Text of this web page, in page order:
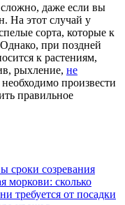
даже если вы
На этот случай у
сорта, которые к
при поздней
к растениям,
рыхление, не
произвести
правильное
сроки созревания
моркови: сколько
требуется от посадки